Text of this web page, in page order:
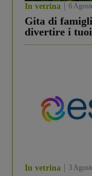
In vetrina 6
Gita di
divertire i
In vetrina 3